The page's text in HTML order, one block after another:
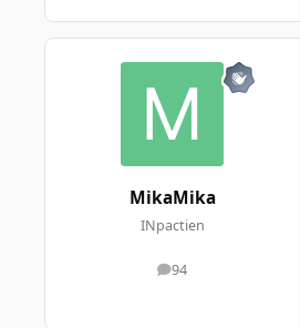
MikaMika
INpactien
94
messages